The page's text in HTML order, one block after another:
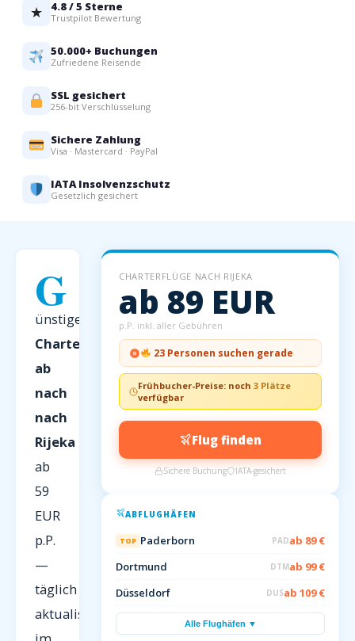
★ 4.8 / 5 Sterne
Trustpilot Bewertung
50.000+ Buchungen
Zufriedene Reisende
SSL gesichert
256-bit Verschlüsselung
Sichere Zahlung
Visa · Mastercard · PayPal
IATA Insolvenzschutz
Gesetzlich gesichert
G
ünstige
Charterflüge
ab
nach
nach
Rijeka
ab
59
EUR
p.P.
—
täglich
aktualisiert
CHARTERFLÜGE NACH RIJEKA
ab 89 EUR
p.P. inkl. aller Gebühren
23 Personen suchen gerade
Frühbucher-Preise: noch3 Plätze
verfügbar
Flug finden
Sichere Buchung IATA-gesichert
ABFLUGHÄFEN
TOP Paderborn PADab 89 €
Dortmund
DTMab 99 €
Düsseldorf
DUSab 109 €
Alle Flughäfen ▼